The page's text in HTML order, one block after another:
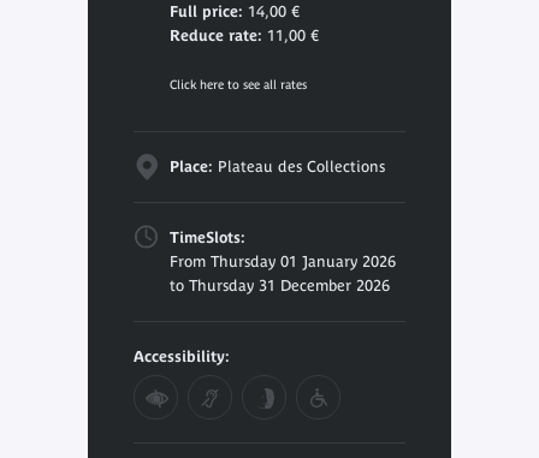
Full price: 14,00 €
Reduce rate: 11,00 €
Click here to see all rates
Place: Plateau des Collections
TimeSlots:
From Thursday 01 January 2026
to Thursday 31 December 2026
Accessibility: